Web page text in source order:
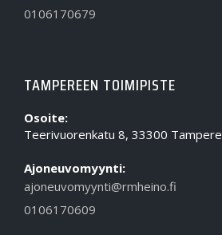
0106170679
TAMPEREEN TOIMIPISTE
Osoite:
Teerivuorenkatu 8, 33300 Tampere
Ajoneuvomyynti:
ajoneuvomyynti@rmheino.fi
0106170609